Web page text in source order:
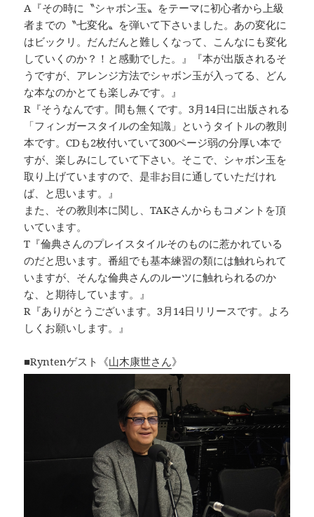
A『その時に〝シャボン玉〟をテーマに初心者から上級
者までの〝七変化〟を弾いて下さいました。あの変化に
はビックリ。だんだんと難しくなって、こんなにも変化
していくのか？！と感動でした。』『本が出版されるそ
うですが、アレンジ方法でシャボン玉が入ってる、どん
な本なのかとても楽しみです。』
R『そうなんです。間も無くです。3月14日に出版される
「フィンガースタイルの全知識」というタイトルの教則
本です。CDも2枚付いていて300ページ弱の分厚い本で
すが、楽しみにしていて下さい。そこで、シャボン玉を
取り上げていますので、是非お目に通していただけれ
ば、と思います。』
また、その教則本に関し、TAKさんからもコメントを頂
いています。
T『倫典さんのプレイスタイルそのものに惹かれている
のだと思います。番組でも基本練習の類には触れられて
いますが、そんな倫典さんのルーツに触れられるのか
な、と期待しています。』
R『ありがとうございます。3月14日リリースです。よろ
しくお願いします。』
■Ryntenゲスト《山木康世さん》